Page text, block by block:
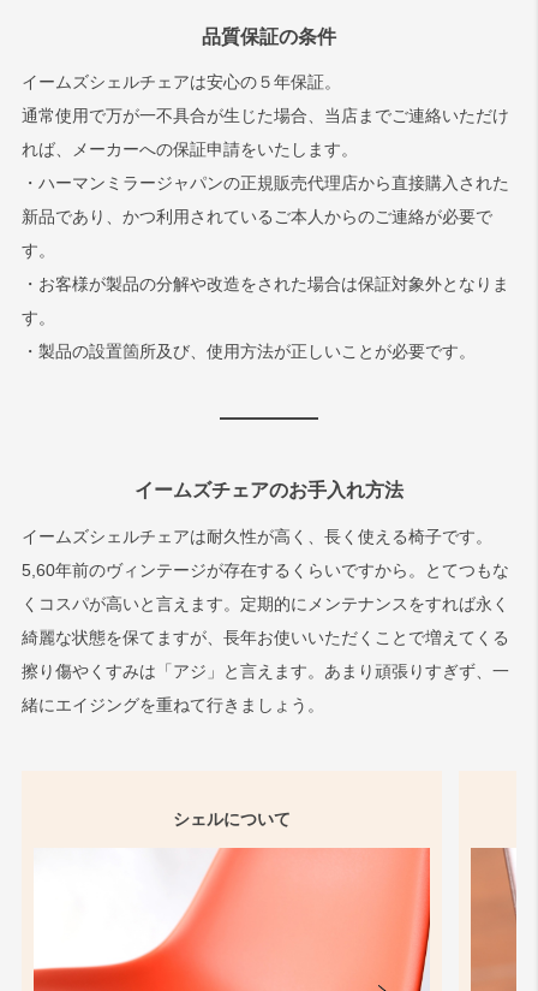
品質保証の条件
イームズシェルチェアは安心の５年保証。
通常使用で万が一不具合が生じた場合、当店までご連絡いただけ
れば、メーカーへの保証申請をいたします。
・ハーマンミラージャパンの正規販売代理店から直接購入された
新品であり、かつ利用されているご本人からのご連絡が必要で
す。
・お客様が製品の分解や改造をされた場合は保証対象外となりま
す。
・製品の設置箇所及び、使用方法が正しいことが必要です。
イームズチェアのお手入れ方法
イームズシェルチェアは耐久性が高く、長く使える椅子です。
5,60年前のヴィンテージが存在するくらいですから。とてつもな
くコスパが高いと言えます。定期的にメンテナンスをすれば永く
綺麗な状態を保てますが、長年お使いいただくことで増えてくる
擦り傷やくすみは「アジ」と言えます。あまり頑張りすぎず、一
緒にエイジングを重ねて行きましょう。
シェルについて